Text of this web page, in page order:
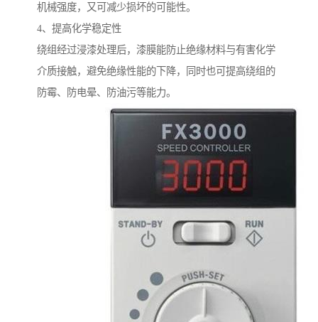
机械强度，又可减少损坏的可能性。
4、提高化学稳定性
绕组经过浸漆处理后，漆膜能防止绝缘材料与有害化学
介质接触，避免绝缘性能的下降，同时也可提高绕组的
防霉、防电晕、防油污等能力。